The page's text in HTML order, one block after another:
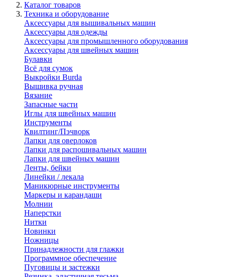
Каталог товаров
Техника и оборудование
Аксессуары для вышивальных машин
Аксессуары для одежды
Аксессуары для промышленного оборудования
Аксессуары для швейных машин
Булавки
Всё для сумок
Выкройки Burda
Вышивка ручная
Вязание
Запасные части
Иглы для швейных машин
Инструменты
Квилтинг/Пэчворк
Лапки для оверлоков
Лапки для распошивальных машин
Лапки для швейных машин
Ленты, бейки
Линейки / лекала
Маникюрные инструменты
Маркеры и карандаши
Молнии
Наперстки
Нитки
Новинки
Ножницы
Принадлежности для глажки
Программное обеспечение
Пуговицы и застежки